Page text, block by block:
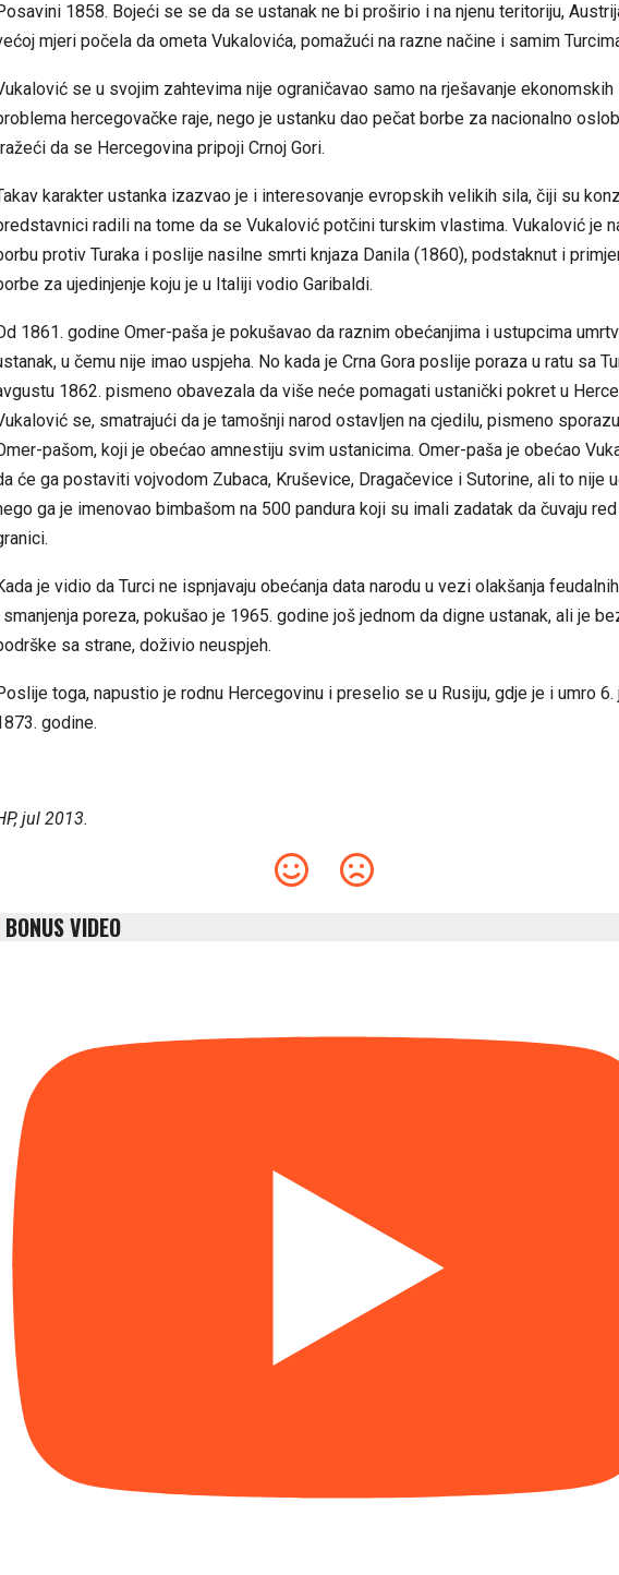
1858. Bojeći se se da se ustanak ne bi proširio i na njenu teritoriju,
mjeri počela da ometa Vukalovića, pomažući na razne načine i samim
se u svojim zahtevima nije ograničavao samo na rješavanje ekonomskih
hercegovačke raje, nego je ustanku dao pečat borbe za nacionalno
da se Hercegovina pripoji Crnoj Gori.
karakter ustanka izazvao je i interesovanje evropskih velikih sila, čiji su
radili na tome da se Vukalović potčini turskim vlastima. Vukalović je
protiv Turaka i poslije nasilne smrti knjaza Danila (1860), podstaknut i
za ujedinjenje koju je u Italiji vodio Garibaldi.
1861. godine Omer-paša je pokušavao da raznim obećanjima i ustupcima
u čemu nije imao uspjeha. No kada je Crna Gora poslije poraza u ratu sa
1862. pismeno obavezala da više neće pomagati ustanički pokret u
se, smatrajući da je tamošnji narod ostavljen na cjedilu, pismeno
pašom, koji je obećao amnestiju svim ustanicima. Omer-paša je obećao
će ga postaviti vojvodom Zubaca, Kruševice, Dragačevice i Sutorine, ali to nije
ga je imenovao bimbašom na 500 pandura koji su imali zadatak da čuvaju
je vidio da Turci ne ispnjavaju obećanja data narodu u vezi olakšanja
smanjenja poreza, pokušao je 1965. godine još jednom da digne ustanak, ali je
sa strane, doživio neuspjeh.
toga, napustio je rodnu Hercegovinu i preselio se u Rusiju, gdje je i umro 6.
godine.
jul 2013.
BONUS VIDEO